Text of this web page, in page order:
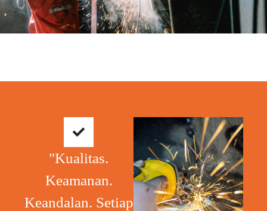
"Kualitas.
Keamanan.
Keandalan. Setiap